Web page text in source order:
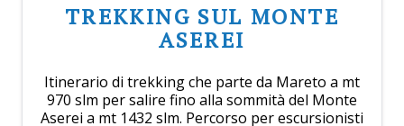
TREKKING SUL MONTE
ASEREI
Itinerario di trekking che parte da Mareto a mt
970 slm per salire fino alla sommità del Monte
Aserei a mt 1432 slm. Percorso per escursionisti